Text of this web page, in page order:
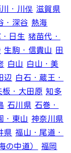
・川俣 滋賀県
・深谷 熱海
日生 猪苗代・
生駒・信貴山 田
白山 白山・美
辺 白石・蔵王・
板・大田原 知多
石川県 石巻・
・東山 神奈川県
県 福山・尾道・
の中道） 福岡